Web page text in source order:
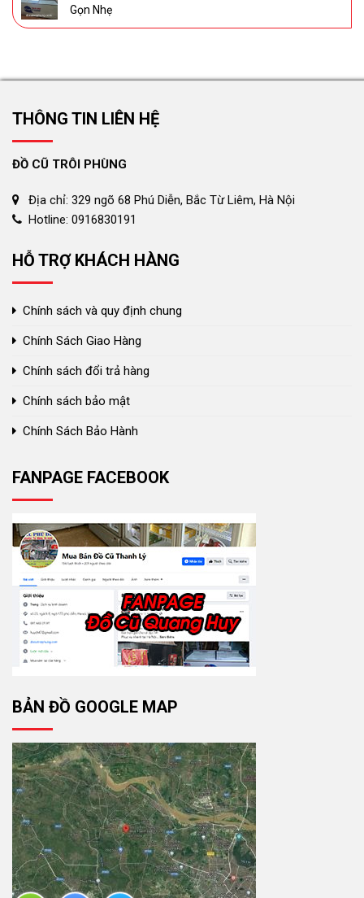
Gọn Nhẹ
THÔNG TIN LIÊN HỆ
ĐỒ CŨ TRÔI PHÙNG
Địa chỉ: 329 ngõ 68 Phú Diễn, Bắc Từ Liêm, Hà Nội
Hotline: 0916830191
HỖ TRỢ KHÁCH HÀNG
Chính sách và quy định chung
Chính Sách Giao Hàng
Chính sách đổi trả hàng
Chính sách bảo mật
Chính Sách Bảo Hành
FANPAGE FACEBOOK
BẢN ĐỒ GOOGLE MAP